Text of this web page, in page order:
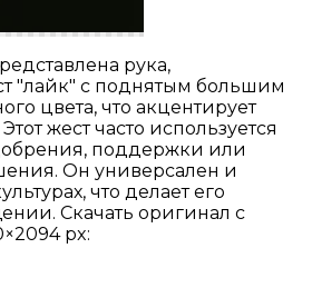
рука,
"лайк" с поднятым большим
цвета, что акцентирует
жест часто используется
поддержки или
Он универсален и
что делает его
Скачать оригинал с
px: